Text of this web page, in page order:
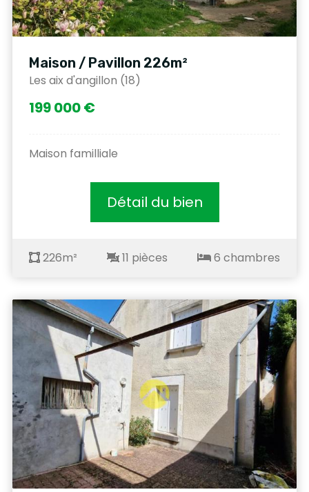
Maison / Pavillon 226m²
Les aix d'angillon (18)
199 000 €
Maison familliale
Détail du bien
226m² 11 pièces 6 chambres